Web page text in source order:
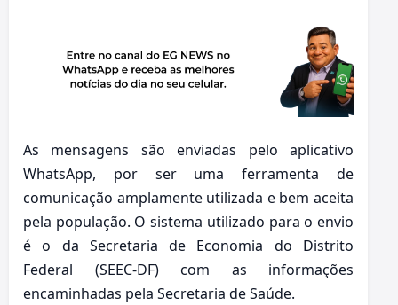
As mensagens são enviadas pelo aplicativo
WhatsApp, por ser uma ferramenta de
comunicação amplamente utilizada e bem aceita
pela população. O sistema utilizado para o envio
é o da Secretaria de Economia do Distrito
Federal (SEEC-DF) com as informações
encaminhadas pela Secretaria de Saúde.